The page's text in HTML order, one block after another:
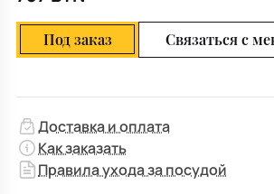
Под заказ Связаться с
Доставка и оплата
Как заказать
Правила ухода за посудой